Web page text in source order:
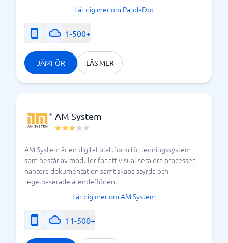
Lär dig mer om PandaDoc
1-500+
JÄMFÖR LÄS MER
AM System
AM System är en digital plattform för ledningssystem
som består av moduler för att visualisera era processer,
hantera dokumentation samt skapa styrda och
regelbaserade ärendeflöden.
Lär dig mer om AM System
11-500+